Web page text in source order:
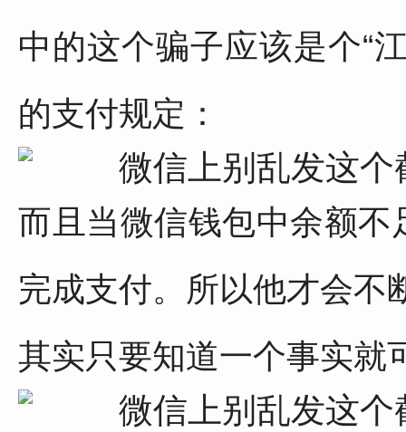
中的这个骗子应该是个“
的支付规定：
而且当微信钱包中余额
完成支付。所以他才会不
其实只要知道一个事实就